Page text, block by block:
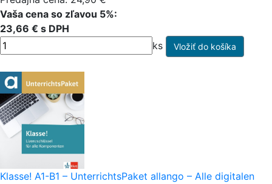
Vaša cena so zľavou 5%:
23,66 € s DPH
ks
Klasse! A1-B1 – UnterrichtsPaket allango – Alle digitalen